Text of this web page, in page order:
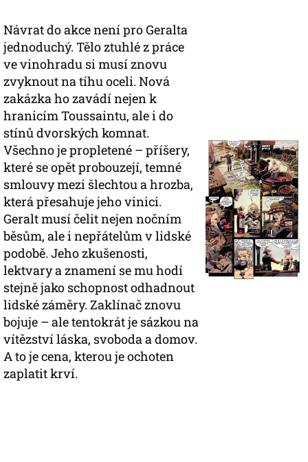
Návrat do akce není pro Geralta
jednoduchý. Tělo ztuhlé z práce
ve vinohradu si musí znovu
zvyknout na tíhu oceli. Nová
zakázka ho zavádí nejen k
hranicím Toussaintu, ale i do
stínů dvorských komnat.
Všechno je propletené – příšery,
které se opět probouzejí, temné
smlouvy mezi šlechtou a hrozba,
která přesahuje jeho vinici.
Geralt musí čelit nejen nočním
běsům, ale i nepřátelům v lidské
podobě. Jeho zkušenosti,
lektvary a znamení se mu hodí
stejně jako schopnost odhadnout
lidské záměry. Zaklínač znovu
bojuje – ale tentokrát je sázkou na
vítězství láska, svoboda a domov.
A to je cena, kterou je ochoten
zaplatit krví.